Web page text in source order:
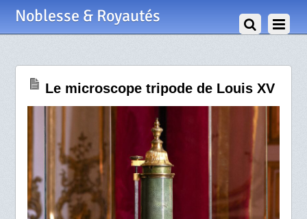
Noblesse & Royautés
Le microscope tripode de Louis XV